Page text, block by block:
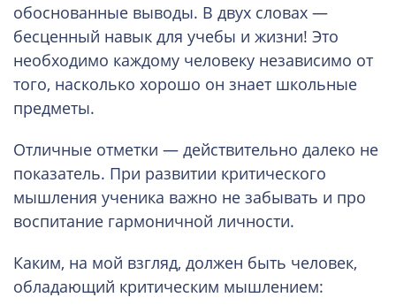
обоснованные выводы. В двух словах —
бесценный навык для учебы и жизни! Это
необходимо каждому человеку независимо от
того, насколько хорошо он знает школьные
предметы.
Отличные отметки — действительно далеко не
показатель. При развитии критического
мышления ученика важно не забывать и про
воспитание гармоничной личности.
Каким, на мой взгляд, должен быть человек,
обладающий критическим мышлением: